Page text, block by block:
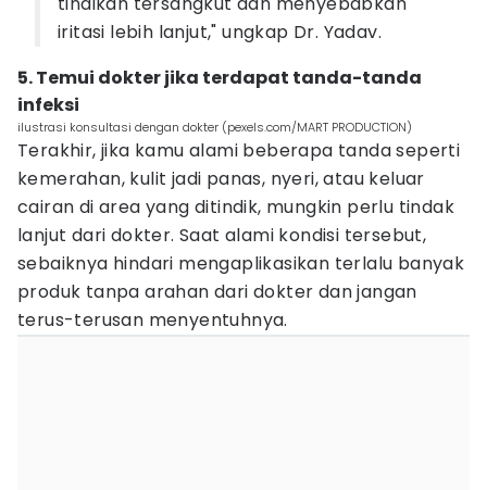
iritasi lebih lanjut," ungkap Dr. Yadav.
5. Temui dokter jika terdapat tanda-tanda
infeksi
ilustrasi konsultasi dengan dokter (pexels.com/MART PRODUCTION)
Terakhir, jika kamu alami beberapa tanda seperti
kemerahan, kulit jadi panas, nyeri, atau keluar
cairan di area yang ditindik, mungkin perlu tindak
lanjut dari dokter. Saat alami kondisi tersebut,
sebaiknya hindari mengaplikasikan terlalu banyak
produk tanpa arahan dari dokter dan jangan
terus-terusan menyentuhnya.